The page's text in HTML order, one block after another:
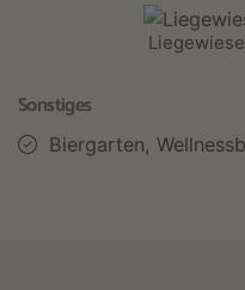
Liegewiese
Sonstiges
Biergarten,